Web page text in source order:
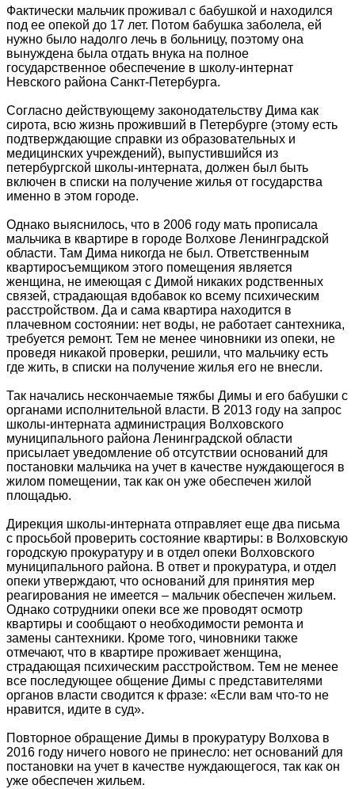
Фактически мальчик проживал с бабушкой и находился
под ее опекой до 17 лет. Потом бабушка заболела, ей
нужно было надолго лечь в больницу, поэтому она
вынуждена была отдать внука на полное
государственное обеспечение в школу-интернат
Невского района Санкт-Петербурга.
Согласно действующему законодательству Дима как
сирота, всю жизнь проживший в Петербурге (этому есть
подтверждающие справки из образовательных и
медицинских учреждений), выпустившийся из
петербургской школы-интерната, должен был быть
включен в списки на получение жилья от государства
именно в этом городе.
Однако выяснилось, что в 2006 году мать прописала
мальчика в квартире в городе Волхове Ленинградской
области. Там Дима никогда не был. Ответственным
квартиросъемщиком этого помещения является
женщина, не имеющая с Димой никаких родственных
связей, страдающая вдобавок ко всему психическим
расстройством. Да и сама квартира находится в
плачевном состоянии: нет воды, не работает сантехника,
требуется ремонт. Тем не менее чиновники из опеки, не
проведя никакой проверки, решили, что мальчику есть
где жить, в списки на получение жилья его не внесли.
Так начались нескончаемые тяжбы Димы и его бабушки с
органами исполнительной власти. В 2013 году на запрос
школы-интерната администрация Волховского
муниципального района Ленинградской области
присылает уведомление об отсутствии оснований для
постановки мальчика на учет в качестве нуждающегося в
жилом помещении, так как он уже обеспечен жилой
площадью.
Дирекция школы-интерната отправляет еще два письма
с просьбой проверить состояние квартиры: в Волховскую
городскую прокуратуру и в отдел опеки Волховского
муниципального района. В ответ и прокуратура, и отдел
опеки утверждают, что оснований для принятия мер
реагирования не имеется – мальчик обеспечен жильем.
Однако сотрудники опеки все же проводят осмотр
квартиры и сообщают о необходимости ремонта и
замены сантехники. Кроме того, чиновники также
отмечают, что в квартире проживает женщина,
страдающая психическим расстройством. Тем не менее
все последующее общение Димы с представителями
органов власти сводится к фразе: «Если вам что-то не
нравится, идите в суд».
Повторное обращение Димы в прокуратуру Волхова в
2016 году ничего нового не принесло: нет оснований для
постановки на учет в качестве нуждающегося, так как он
уже обеспечен жильем.